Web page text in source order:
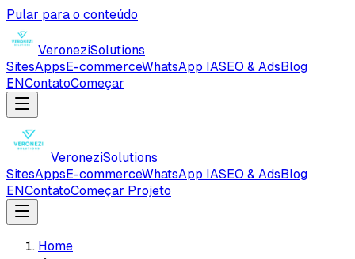
Pular para o conteúdo
VeroneziSolutions
SitesAppsE-commerceWhatsApp IASEO & AdsBlog
ENContatoComeçar
VeroneziSolutions
SitesAppsE-commerceWhatsApp IASEO & AdsBlog
ENContatoComeçar Projeto
Home